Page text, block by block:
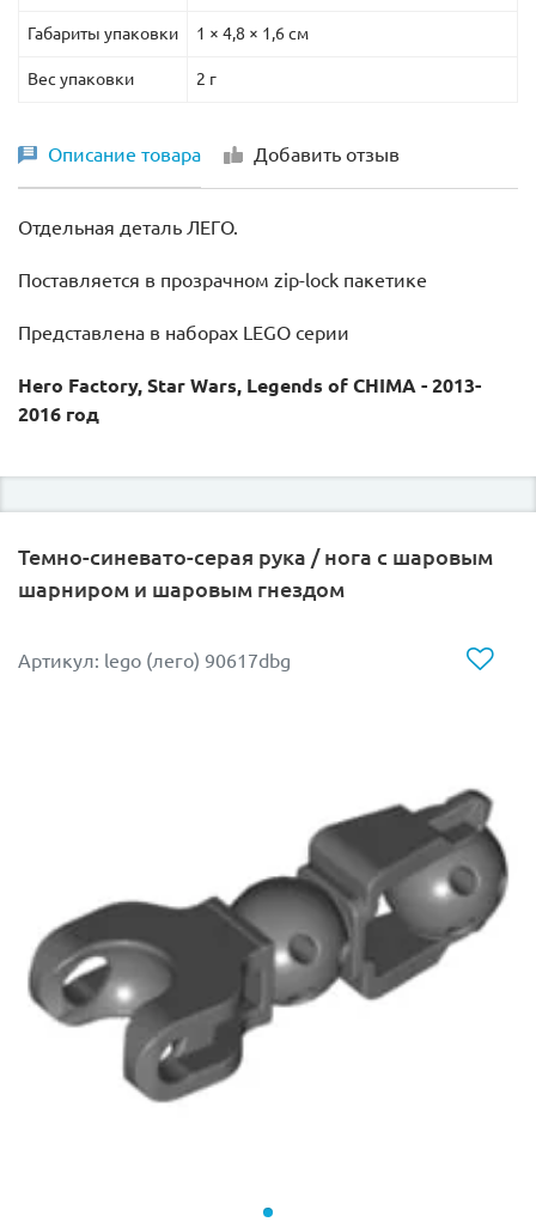
Габариты упаковки 1 × 4,8 × 1,6 см
Вес упаковки 2 г
Описание товара Добавить отзыв
Отдельная деталь ЛЕГО.
Поставляется в прозрачном zip-lock пакетике
Представлена в наборах LEGO серии
Hero Factory, Star Wars, Legends of CHIMA - 2013-
2016 год
Темно-синевато-серая рука / нога с шаровым
шарниром и шаровым гнездом
Артикул: lego (лего) 90617dbg